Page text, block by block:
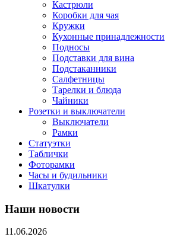
Кастрюли
Коробки для чая
Кружки
Кухонные принадлежности
Подносы
Подставки для вина
Подстаканники
Салфетницы
Тарелки и блюда
Чайники
Розетки и выключатели
Выключатели
Рамки
Статуэтки
Таблички
Фоторамки
Часы и будильники
Шкатулки
Наши новости
11.06.2026